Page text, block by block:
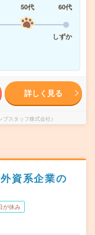
50代
60代
しずか
詳しく見る
スタッフ株式会社）
資系企業の
が休み